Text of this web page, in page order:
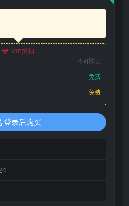
VIP折扣
不可购买
免费
免费
登录后购买